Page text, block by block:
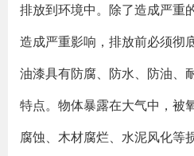
排放到环境中。除了造成严重
造成严重影响，排放前必须彻
油漆具有防腐、防水、防油、
特点。物体暴露在大气中，被
腐蚀、木材腐烂、水泥风化等